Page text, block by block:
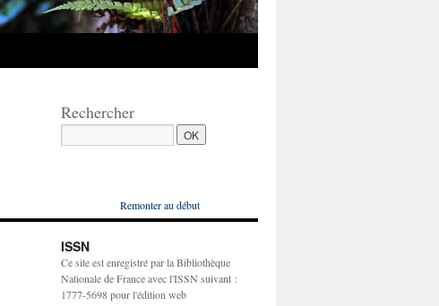
Rechercher
Remonter au début
ISSN
Ce site est enregistré par la Bibliothèque
Nationale de France avec l'ISSN suivant :
1777-5698 pour l'édition web